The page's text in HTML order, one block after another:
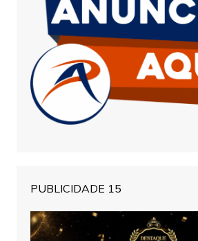
PUBLICIDADE 15